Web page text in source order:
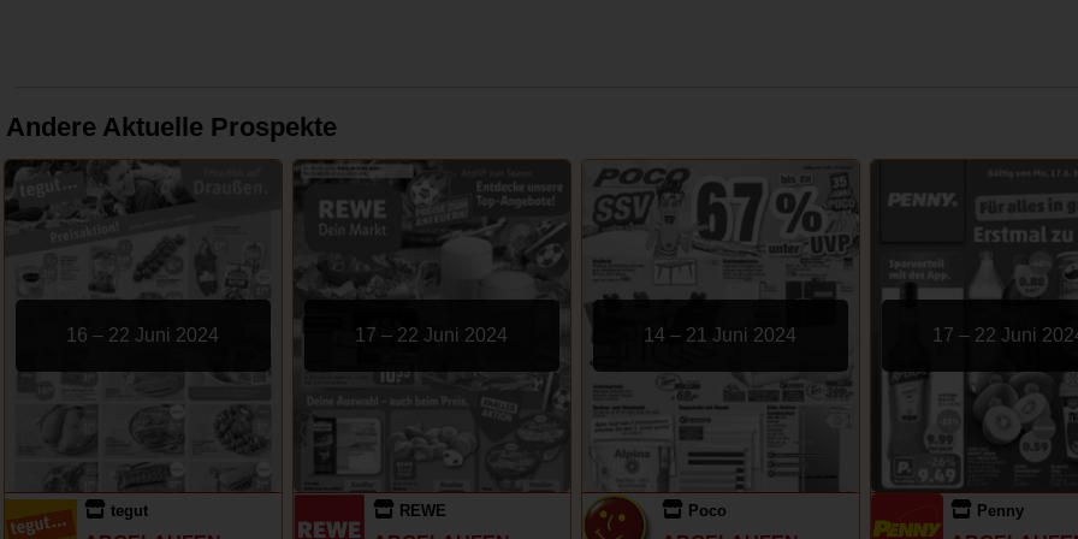
Andere Aktuelle Prospekte
16 – 22 Juni 2024
tegut
17 – 22 Juni 2024
REWE
14 – 21 Juni 2024
Poco
17 – 22 Juni
Penny